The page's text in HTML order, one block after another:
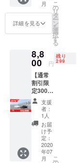
費税込
み） ※
海外発
送は対
応して
せん。
［一般
販売予
定価格
11,000
円（税
込）］
※皆様の
ご支援
により
量産効
率が向
上した
場合、
月
詳細を見る
こ
の
リ
タ
ー
ン
を
選
択
す
る
8,8
00 円
残り
299
【通常
割引限
定300
足】防
塵防水
スニー
カー
x1
20％OF
円（送
料・消
支援
者：
1人
お届
け予
定：
2020
年07
月
こ